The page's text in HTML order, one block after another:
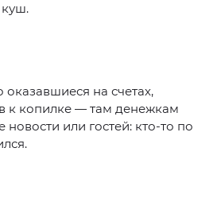
оказавшиеся на счетах,
к копилке — там денежкам
или гостей: кто-то по